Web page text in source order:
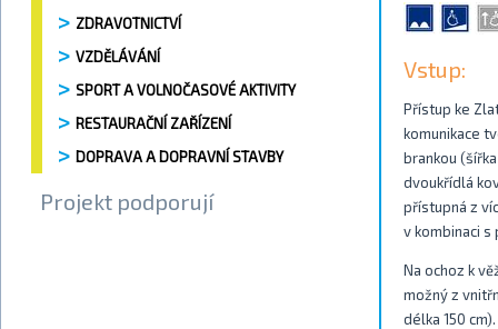
ZDRAVOTNICTVÍ
VZDĚLÁVÁNÍ
SPORT A VOLNOČASOVÉ AKTIVITY
RESTAURAČNÍ ZAŘÍZENÍ
DOPRAVA A DOPRAVNÍ STAVBY
Projekt podporují
Vstup:
Přístup ke
komunikace
brankou
dvoukřídlá
přístupná z
v kombinaci s
Na ochoz k
možný z
délka 150